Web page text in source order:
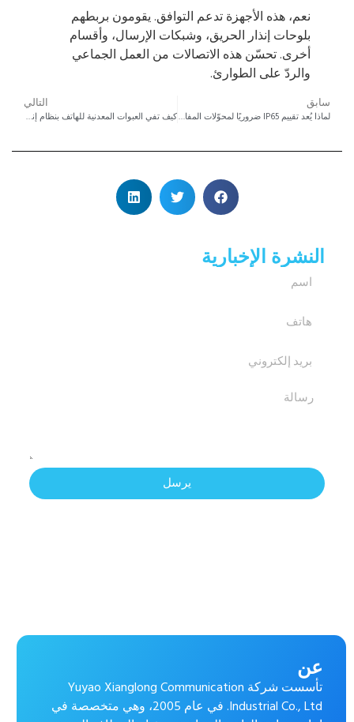
نعم، هذه الأجهزة تدعم التوافق. يقومون بربطهم
بلوحات إنذار الحريق، وشبكات الإرسال، وأقسام
أخرى. تحسّن هذه الاتصالات من العمل الجماعي
والردّ على الطوارئ.
سابق
لماذا يُعد تقييم IP65 ضروريًا لمحوّلات المفاتيح الصناعية المستخدمة في البيئات الغبارية أو الخارجية أو التي تتطلب غسلًا؟
التالي
كيف تفي العبوات المعدنية للهاتف بنظام إنذار الحريق بمعايير السلامة؟
النشرة الإخبارية
يرسل
عن
تأسست شركة Yuyao Xianglong Communication
Industrial Co., Ltd. في عام 2005، وهي متخصصة في